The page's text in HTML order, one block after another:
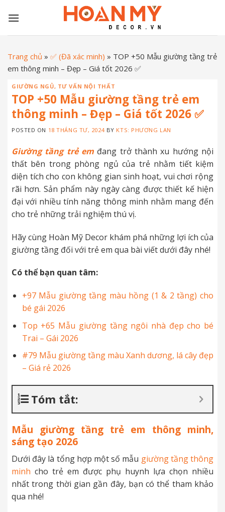
Trang chủ » ✅ (Đã xác minh) » TOP +50 Mẫu giường tầng trẻ
em thông minh – Đẹp – Giá tốt 2026 ✅
GIƯỜNG NGỦ, TƯ VẤN NỘI THẤT
TOP +50 Mẫu giường tầng trẻ em
thông minh – Đẹp – Giá tốt 2026 ✅
POSTED ON 18 THÁNG TƯ, 2024BY KTS: PHƯƠNG LAN
Giường tầng trẻ em đang trở thành xu hướng nội
thất bên trong phòng ngủ của trẻ nhằm tiết kiệm
diện tích cho con không gian sinh hoạt, vui chơi rộng
rãi hơn. Sản phẩm này ngày càng được thiết kế hiện
đại với nhiều tính năng thông minh nhằm mang đến
cho trẻ những trải nghiệm thú vị.
Hãy cùng Hoàn Mỹ Decor khám phá những lợi ích của
giường tầng đối với trẻ em qua bài viết dưới đây nhé!
Có thể bạn quan tâm:
+97 Mẫu giường tầng màu hồng (1 & 2 tầng) cho
bé gái 2026
Top +65 Mẫu giường tầng ngôi nhà đẹp cho bé
Trai – Gái 2026
#79 Mẫu giường tầng màu Xanh dương, lá cây đẹp
– Giá rẻ 2026
Tóm tắt:
Mẫu giường tầng trẻ em thông minh,
sáng tạo 2026
Dưới đây là tổng hợp một số mẫu giường tầng thông
minh cho trẻ em được phụ huynh lựa chọn nhiều
nhất trong thời gian gần đây, bạn có thể tham khảo
qua nhé!